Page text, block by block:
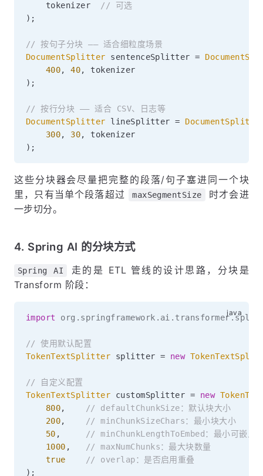
    tokenizer
// 可选
) ;
// 按句子分块 —— 适合细粒度场景
DocumentSplitter sentenceSplitter =
400, 40,
) ;
// 按行分块 —— 适合 CSV、日志等
DocumentSplitter lineSplitter =
300, 30,
) ;
这些分块器会尽量把完整的段落/句子塞进同一个块
里，只有当单个段落超过
maxSegmentSize
时才会进
一步切分。
4. Spring AI 的分块方式
Spring AI
走的是 ETL 管线的设计思路，分块是
Transform 阶段：
import org . springframework . ai . transformer.
// 使用默认配置
TokenTextSplitter splitter = new
// 自定义配置
TokenTextSplitter customSplitter = new
800,
// defaultChunkSize：默认块大小
200,
// minChunkSizeChars：最小块大小
50 ,
// minChunkLengthToEmbed：最小可嵌入
1000 ,
// maxNumChunks：最大块数量
true
// overlap：是否启用重叠
) ;